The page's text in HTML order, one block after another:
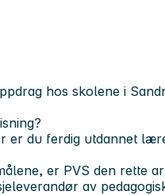
hos skolene i
er du ferdig utdannet
er PVS den rette
av